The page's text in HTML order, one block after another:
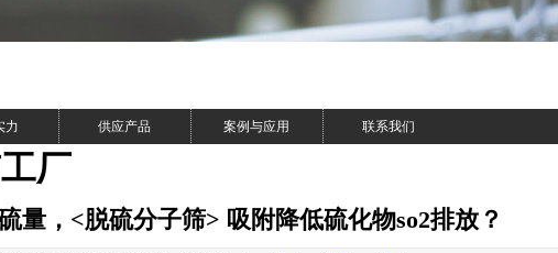
力 供应产品 案例与应用 联系我们
厂
量，<脱硫分子筛> 吸附降低硫化物so2排放？